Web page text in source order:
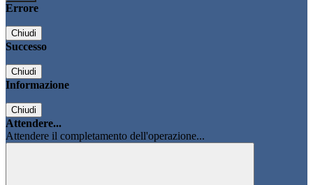
Errore
Chiudi
Successo
Chiudi
Informazione
Chiudi
Attendere...
Attendere il completamento dell'operazione...